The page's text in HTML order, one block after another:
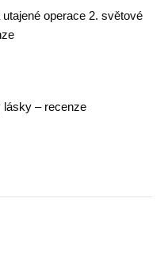
operace 2. světové
lásky – recenze